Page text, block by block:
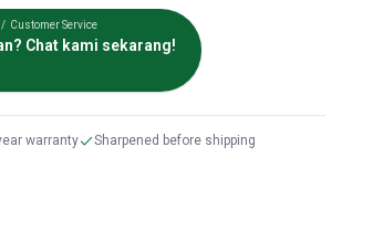
Customer Service
Chat kami sekarang!
warranty Sharpened before shipping